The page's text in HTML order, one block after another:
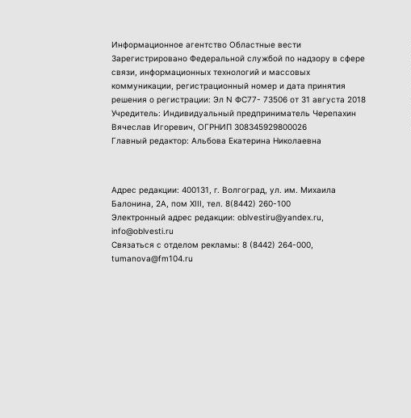
Информационное агентство Областные вести
Зарегистрировано Федеральной службой по надзору в сфере
связи, информационных технологий и массовых
коммуникации, регистрационный номер и дата принятия
решения о регистрации: Эл N ФС77- 73506 от 31 августа 2018
Учредитель: Индивидуальный предприниматель Черепахин
Вячеслав Игоревич, ОГРНИП 308345929800026
Главный редактор: Альбова Екатерина Николаевна
Адрес редакции: 400131, г. Волгоград, ул. им. Михаила
Балонина, 2А, пом XIII, тел. 8(8442) 260-100
Электронный адрес редакции: oblvestiru@yandex.ru,
info@oblvesti.ru
Связаться с отделом рекламы: 8 (8442) 264-000
tumanova@fm104.ru